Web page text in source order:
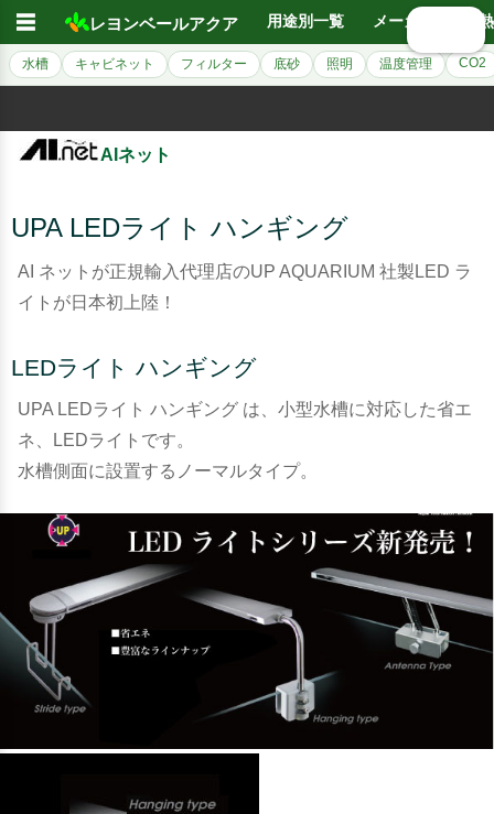
☰ レヨンベールアクア 用途別一覧 メーカー別
水槽 キャビネット フィルター 底砂 照明 温度管理 CO2
AIネット
UPA LEDライト ハンギング
AI ネットが正規輸入代理店のUP AQUARIUM 社製LED ラ
イトが日本初上陸！
LEDライト ハンギング
UPA LEDライト ハンギング は、小型水槽に対応した省エ
ネ、LEDライトです。
水槽側面に設置するノーマルタイプ。